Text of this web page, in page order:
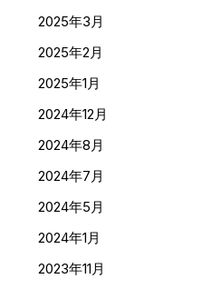
2025年3月
2025年2月
2025年1月
2024年12月
2024年8月
2024年7月
2024年5月
2024年1月
2023年11月